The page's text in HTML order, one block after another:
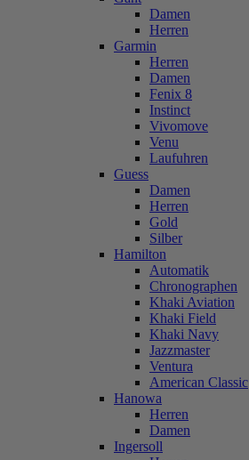
Damen
Herren
Garmin
Herren
Damen
Fenix 8
Instinct
Vivomove
Venu
Laufuhren
Guess
Damen
Herren
Gold
Silber
Hamilton
Automatik
Chronographen
Khaki Aviation
Khaki Field
Khaki Navy
Jazzmaster
Ventura
American Classic
Hanowa
Herren
Damen
Ingersoll